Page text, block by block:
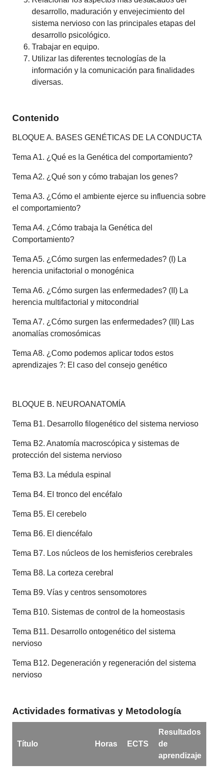
desarrollo, maduración y envejecimiento del
sistema nervioso con las principales etapas del
desarrollo psicológico.
Trabajar en equipo.
Utilizar las diferentes tecnologías de la
información y la comunicación para finalidades
diversas.
Contenido
BLOQUE A. BASES GENÉTICAS DE LA CONDUCTA
Tema A1. ¿Qué es la Genética del comportamiento?
Tema A2. ¿Qué son y cómo trabajan los genes?
Tema A3. ¿Cómo el ambiente ejerce su influencia sobre
el comportamiento?
Tema A4. ¿Cómo trabaja la Genética del
Comportamiento?
Tema A5. ¿Cómo surgen las enfermedades? (I) La
herencia unifactorial o monogénica
Tema A6. ¿Cómo surgen las enfermedades? (II) La
herencia multifactorial y mitocondrial
Tema A7. ¿Cómo surgen las enfermedades? (III) Las
anomalías cromosómicas
Tema A8. ¿Como podemos aplicar todos estos
aprendizajes ?: El caso del consejo genético
BLOQUE B. NEUROANATOMÍA
Tema B1. Desarrollo filogenético del sistema nervioso
Tema B2. Anatomía macroscópica y sistemas de
protección del sistema nervioso
Tema B3. La médula espinal
Tema B4. El tronco del encéfalo
Tema B5. El cerebelo
Tema B6. El diencéfalo
Tema B7. Los núcleos de los hemisferios cerebrales
Tema B8. La corteza cerebral
Tema B9. Vías y centros sensomotores
Tema B10. Sistemas de control de la homeostasis
Tema B11. Desarrollo ontogenético del sistema
nervioso
Tema B12. Degeneración y regeneración del sistema
nervioso
Actividades formativas y Metodología
Título Horas ECTS
Resultados
de
aprendizaje